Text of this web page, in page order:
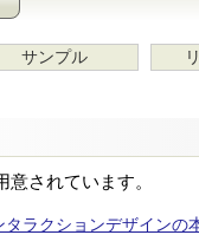
サンプル
されています。
ラクションデザインの